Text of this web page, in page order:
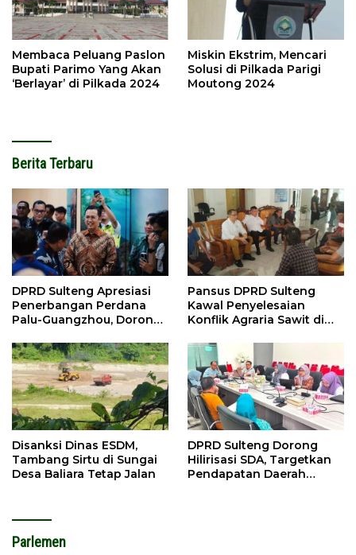
Membaca Peluang Paslon
Bupati Parimo Yang Akan
‘Berlayar’ di Pilkada 2024
Miskin Ekstrim, Mencari
Solusi di Pilkada Parigi
Moutong 2024
Berita Terbaru
DPRD Sulteng Apresiasi
Penerbangan Perdana
Palu-Guangzhou, Dorong
Pansus DPRD Sulteng
Kawal Penyelesaian
Konflik Agraria Sawit di
Disanksi Dinas ESDM,
Tambang Sirtu di Sungai
Desa Baliara Tetap Jalan
DPRD Sulteng Dorong
Hilirisasi SDA, Targetkan
Pendapatan Daerah
Parlemen